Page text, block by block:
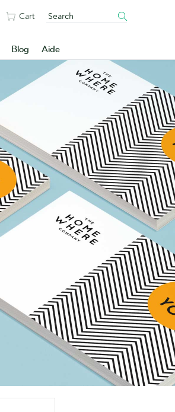
Blog Aide
Cart